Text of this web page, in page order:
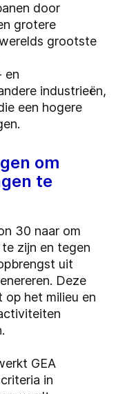
door
grotere
werelds grootste
en
industrieën,
een hogere
om
te
30 naar om
zijn en tegen
uit
Deze
op het milieu en
GEA
in